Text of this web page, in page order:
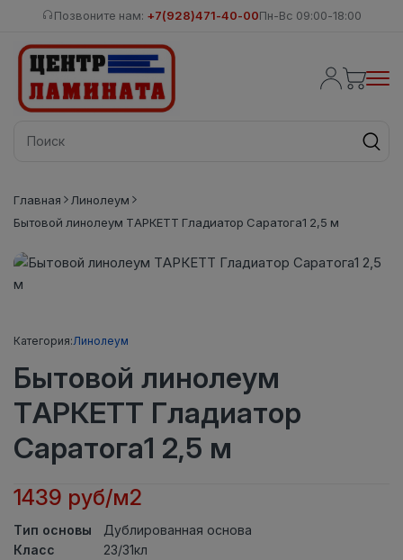
Позвоните нам: +7(928)471-40-00Пн-Вс 09:00-18:00
Главная
Линолеум
Бытовой линолеум ТАРКЕТТ Гладиатор Саратога1 2,5 м
Категория:Линолеум
Бытовой линолеум
ТАРКЕТТ Гладиатор
Саратога1 2,5 м
1439 руб/м2
Тип основы
Дублированная основа
Класс
23/31кл